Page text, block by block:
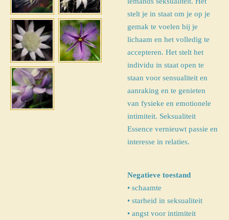
stelt je in staat om je op je
gemak te voelen bij je
lichaam en het volledig te
accepteren. Het stelt het
individu in staat open te
staan ​​voor sensualiteit en
aanraking en te genieten
van fysieke en emotionele
intimiteit. Seksualiteit
Essence vernieuwt passie en
interesse in relaties.
Negatieve toestand
• schaamte
• starheid in seksualiteit
• angst voor intimiteit